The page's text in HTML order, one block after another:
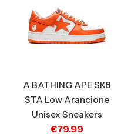
A BATHING APE SK8
STA Low Arancione
Unisex Sneakers
€79.99